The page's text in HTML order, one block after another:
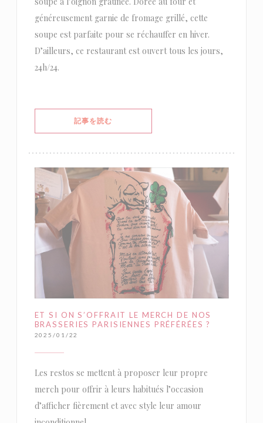
généreusement garnie de fromage grillé, cette
soupe est parfaite pour se réchauffer en hiver.
D’ailleurs, ce restaurant est ouvert tous les jours,
24h/24.
記事を読む
ET SI ON S’OFFRAIT LE MERCH DE NOS
BRASSERIES PARISIENNES PRÉFÉRÉES ?
2025/01/22
Les restos se mettent à proposer leur propre
merch pour offrir à leurs habitués l’occasion
d’afficher fièrement et avec style leur amour